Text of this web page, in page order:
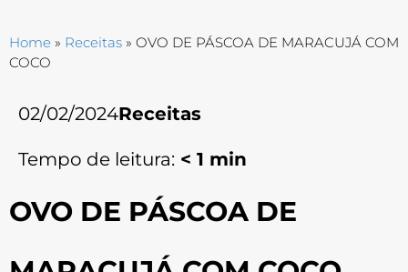
Home » Receitas » OVO DE PÁSCOA DE MARACUJÁ COM
COCO
02/02/2024Receitas
Tempo de leitura: < 1 min
OVO DE PÁSCOA DE